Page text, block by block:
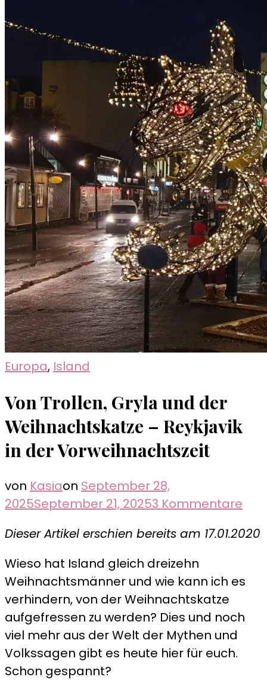
Europa, Island
Von Trollen, Gryla und der
Weihnachtskatze – Reykjavik
in der Vorweihnachtszeit
von Kasiaon September 28,
2025September 21, 20253 Kommentare
und
Dieser Artikel erschien bereits am 17.01.2020
Wieso hat Island gleich dreizehn
Weihnachtsmänner und wie kann ich es
verhindern, von der Weihnachtskatze
aufgefressen zu werden? Dies und noch
viel mehr aus der Welt der Mythen und
Volkssagen gibt es heute hier für euch.
Schon gespannt?